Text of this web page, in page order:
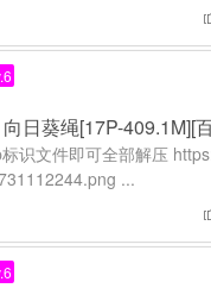
日葵绳[17P-409.1M][
识文件即可全部解压
...